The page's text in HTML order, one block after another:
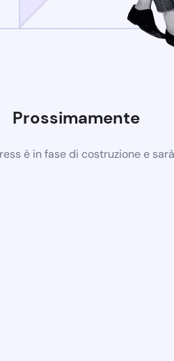
Prossimamente
è in fase di costruzione e